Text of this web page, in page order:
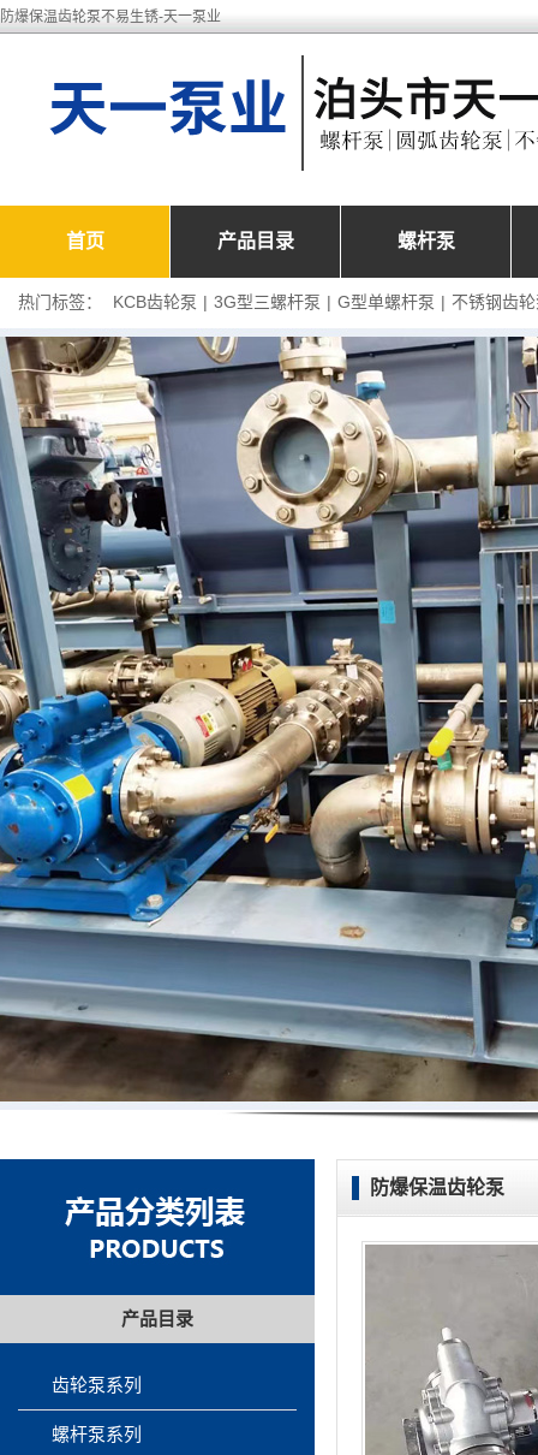
防爆保温齿轮泵不易生锈-天一泵业
首页 产品目录 螺杆泵
热门标签： KCB齿轮泵 | 3G型三螺杆泵 | G型单螺杆泵 | 不锈钢齿
防爆保温齿轮泵
产品目录
齿轮泵系列
螺杆泵系列